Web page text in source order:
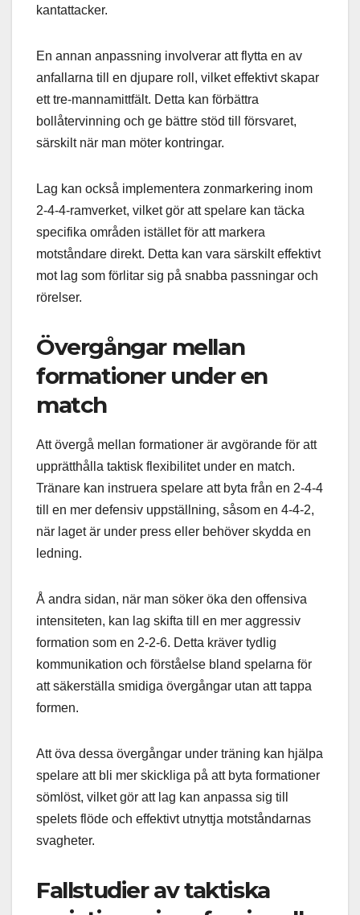
kantattacker.
En annan anpassning involverar att flytta en av
anfallarna till en djupare roll, vilket effektivt skapar
ett tre-mannamittfält. Detta kan förbättra
bollåtervinning och ge bättre stöd till försvaret,
särskilt när man möter kontringar.
Lag kan också implementera zonmarkering inom
2-4-4-ramverket, vilket gör att spelare kan täcka
specifika områden istället för att markera
motståndare direkt. Detta kan vara särskilt effektivt
mot lag som förlitar sig på snabba passningar och
rörelser.
Övergångar mellan
formationer under en
match
Att övergå mellan formationer är avgörande för att
upprätthålla taktisk flexibilitet under en match.
Tränare kan instruera spelare att byta från en 2-4-4
till en mer defensiv uppställning, såsom en 4-4-2,
när laget är under press eller behöver skydda en
ledning.
Å andra sidan, när man söker öka den offensiva
intensiteten, kan lag skifta till en mer aggressiv
formation som en 2-2-6. Detta kräver tydlig
kommunikation och förståelse bland spelarna för
att säkerställa smidiga övergångar utan att tappa
formen.
Att öva dessa övergångar under träning kan hjälpa
spelare att bli mer skickliga på att byta formationer
sömlöst, vilket gör att lag kan anpassa sig till
spelets flöde och effektivt utnyttja motståndarnas
svagheter.
Fallstudier av taktiska